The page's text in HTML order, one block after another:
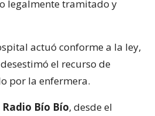
legalmente tramitado y
actuó conforme a la ley,
el recurso de
por la enfermera.
Radio Bío Bío, desde el